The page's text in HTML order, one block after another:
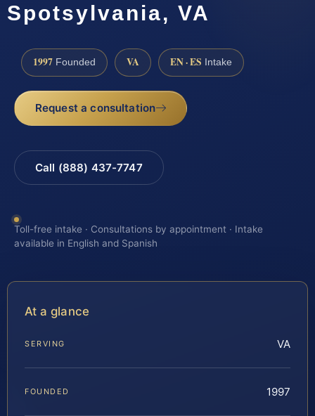
Spotsylvania, VA
1997 Founded VA EN · ES Intake
Request a consultation
Call (888) 437-7747
Toll-free intake · Consultations by appointment · Intake
available in English and Spanish
At a glance
SERVING VA
FOUNDED 1997